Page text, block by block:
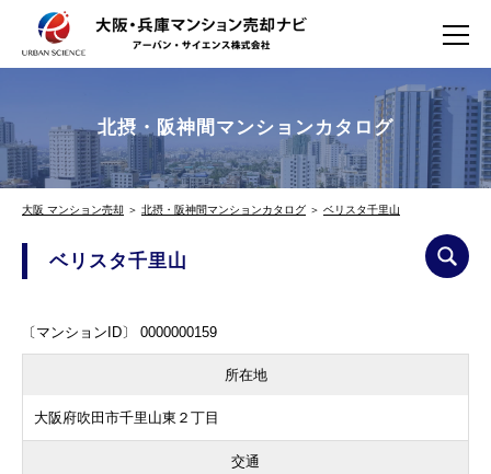
北摂・阪神間マンションカタログ
大阪 マンション売却 ＞ 北摂・阪神間マンションカタログ ＞ ベリスタ千里山
ベリスタ千里山
〔マンションID〕 0000000159
所在地
大阪府吹田市千里山東２丁目
交通